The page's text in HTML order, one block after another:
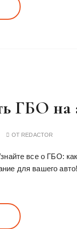
ГБО на
ОТ REDACTOR
все о ГБО:
для вашего авто!